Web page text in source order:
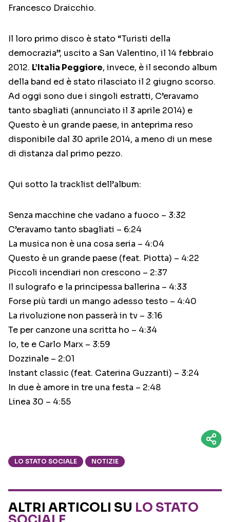
Francesco Draicchio.
Il loro primo disco è stato “Turisti della
democrazia”, uscito a San Valentino, il 14 febbraio
2012. L’Italia Peggiore, invece, è il secondo album
della band ed è stato rilasciato il 2 giugno scorso.
Ad oggi sono due i singoli estratti, C’eravamo
tanto sbagliati (annunciato il 3 aprile 2014) e
Questo è un grande paese, in anteprima reso
disponibile dal 30 aprile 2014, a meno di un mese
di distanza dal primo pezzo.
Qui sotto la tracklist dell’album:
Senza macchine che vadano a fuoco – 3:32
C’eravamo tanto sbagliati – 6:24
La musica non è una cosa seria – 4:04
Questo è un grande paese (feat. Piotta) – 4:22
Piccoli incendiari non crescono – 2:37
Il sulografo e la principessa ballerina – 4:33
Forse più tardi un mango adesso testo – 4:40
La rivoluzione non passerà in tv – 3:16
Te per canzone una scritta ho – 4:34
Io, te e Carlo Marx – 3:59
Dozzinale – 2:01
Instant classic (feat. Caterina Guzzanti) – 3:24
In due è amore in tre una festa – 2:48
Linea 30 – 4:55
LO STATO SOCIALE NOTIZIE
ALTRI ARTICOLI SU LO STATO